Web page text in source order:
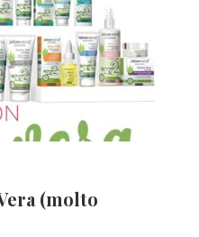
(molto